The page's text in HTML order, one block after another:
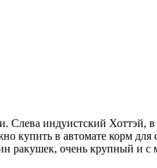
Слева индуистский Хоттэй,
купить в автомате корм для
ракушек, очень крупный и